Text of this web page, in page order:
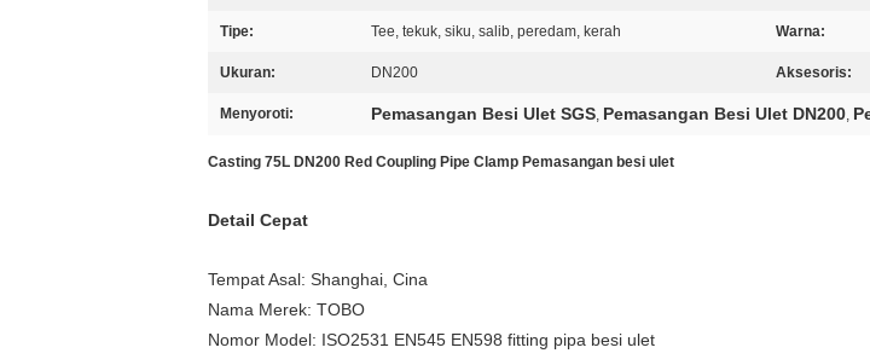
Tipe: Tee, tekuk, siku, salib, peredam, kerah Warna:
Ukuran: DN200 Aksesoris:
Menyoroti: Pemasangan Besi Ulet SGS, Pemasangan Besi Ulet DN200,
Casting 75L DN200 Red Coupling Pipe Clamp Pemasangan besi ulet
Detail Cepat
Tempat Asal: Shanghai, Cina
Nama Merek: TOBO
Nomor Model: ISO2531 EN545 EN598 fitting pipa besi ulet